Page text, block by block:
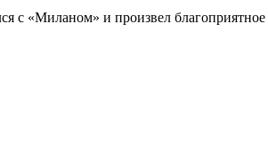
с «Миланом» и произвел